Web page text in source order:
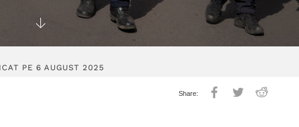
PE 6 AUGUST 2025